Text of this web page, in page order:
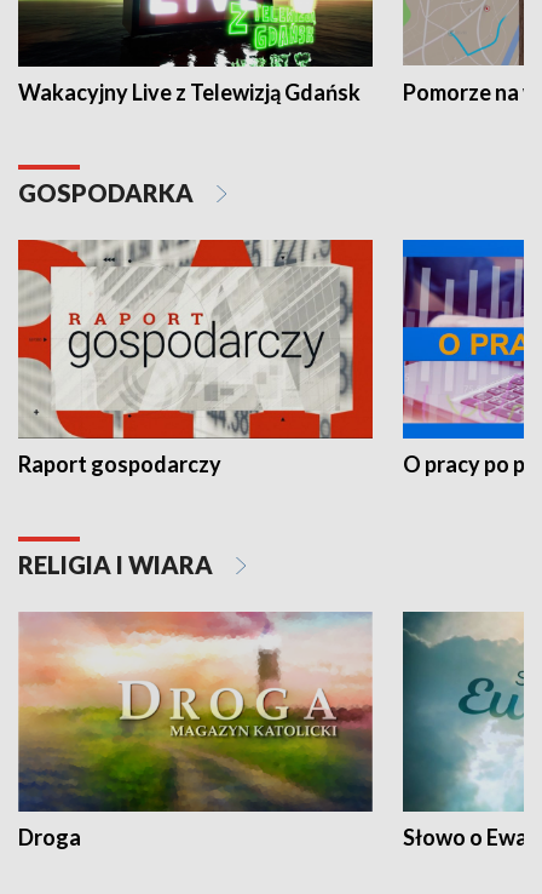
Wakacyjny Live z Telewizją Gdańsk Pomorze na
GOSPODARKA
Raport gospodarczy O pracy po
RELIGIA I WIARA
Droga Słowo o